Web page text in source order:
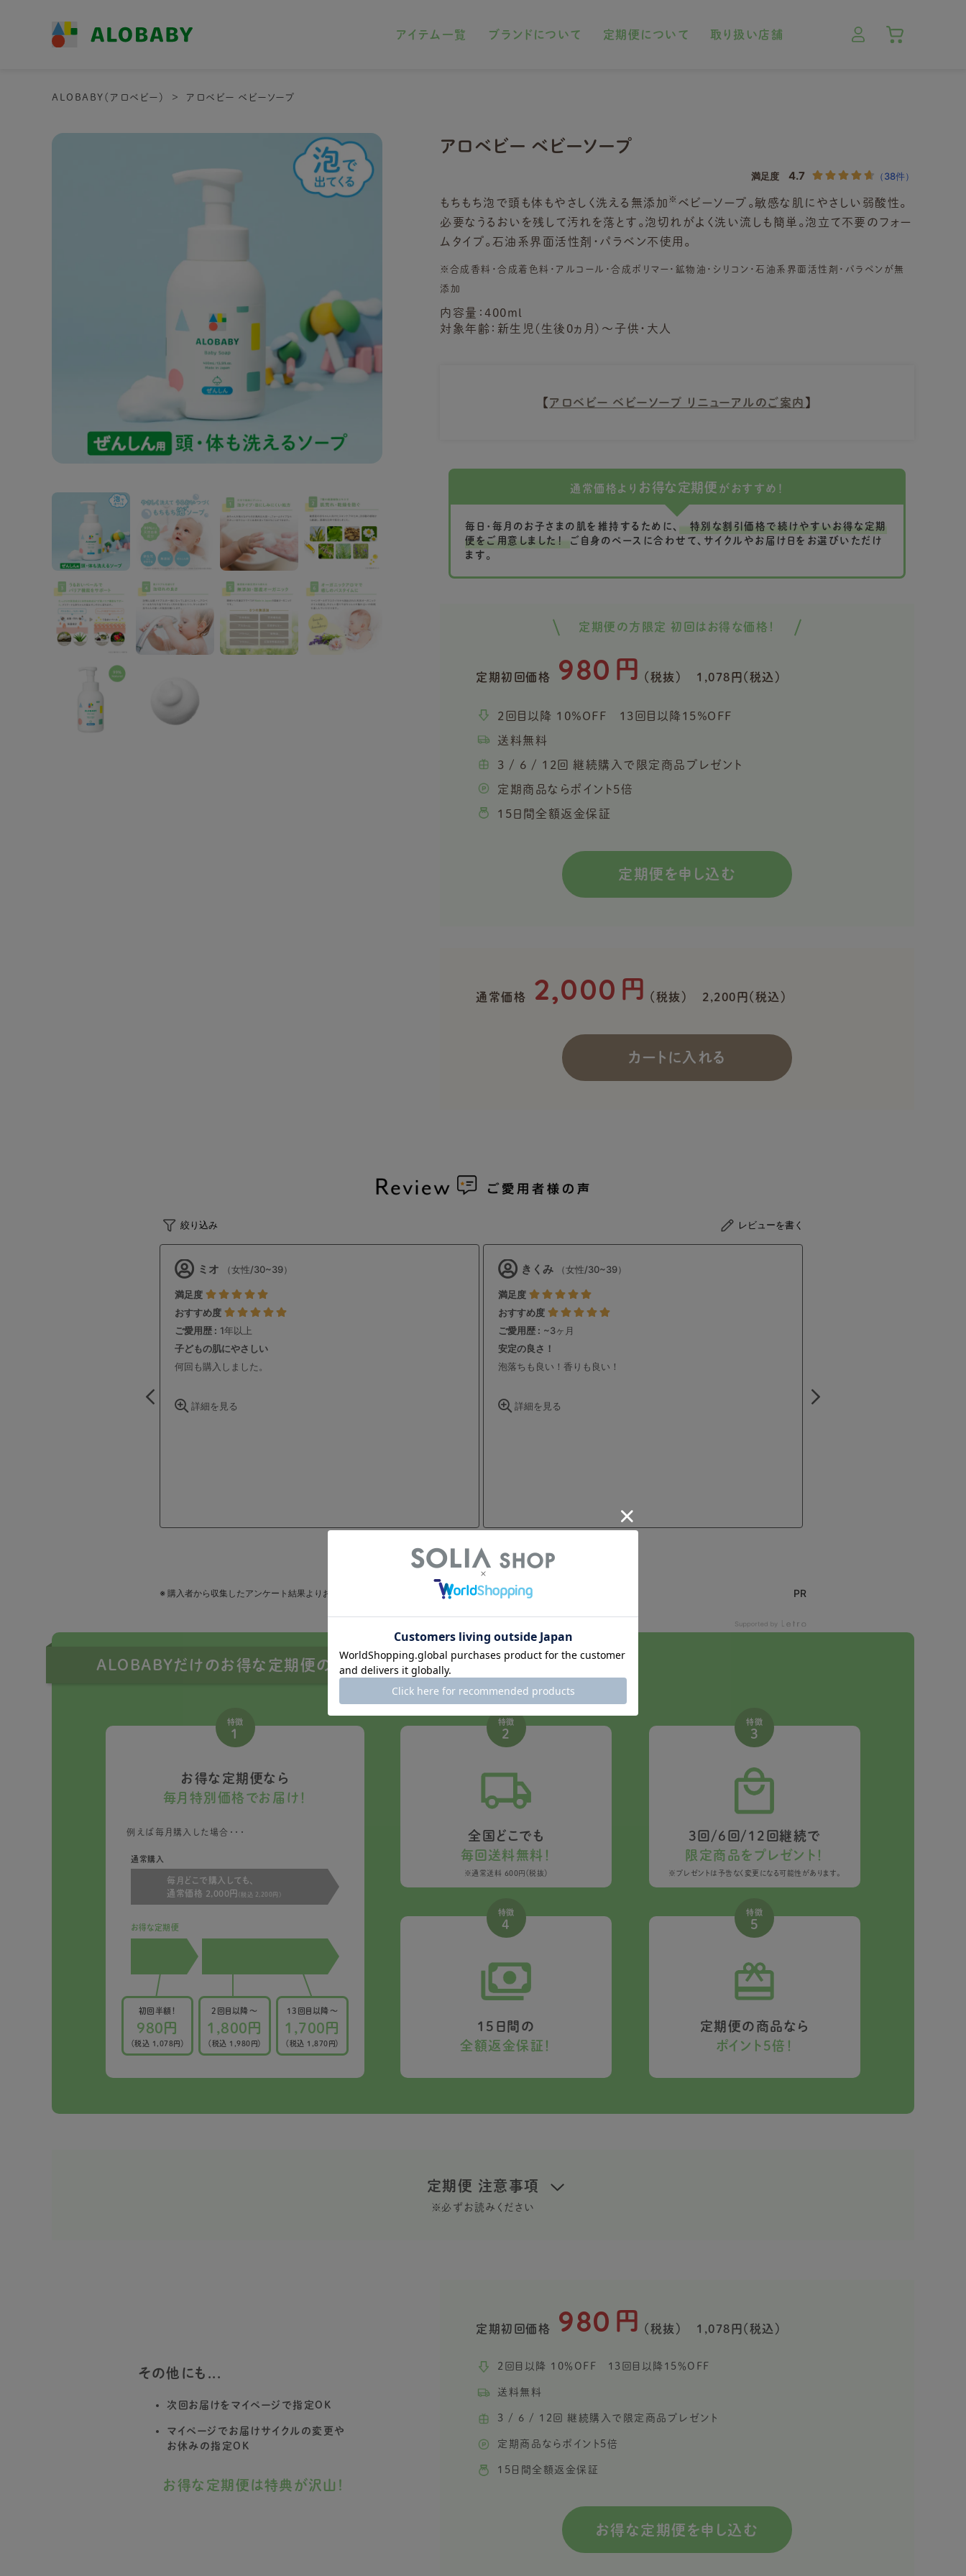
アイテム一覧 ブランドについて 定期便について 取り扱い店舗
ALOBABY（アロベビー） アロベビー ベビーソープ
アロベビー ベビーソープ
もちもち泡で頭も体もやさしく洗える無添加 ※ ベビーソープ。敏感な肌にやさしい弱酸性。
必要なうるおいを残して汚れを落とす。泡切れがよく洗い流しも簡単。泡立て不要のフォー
ムタイプ。石油系界面活性剤・パラベン不使用。
※合成香料・合成着色料・アルコール・合成ポリマー・鉱物油・シリコン・石油系界面活性剤・パラペンが無
添加
内容量：400ml
対象年齢：新生児(生後0ヵ月)～子供・大人
【アロベビー ベビーソープ リニューアルのご案内 】
通常価格より お得な定期便 がおすすめ！
毎日・毎月のお子さまの肌を維持するために、
特別な割引価格で続けやすいお得な定期
便をご用意しました！
ご自身のペースに合わせて、サイクルやお届け日をお選びいただけ
ます。
定期便の方限定 初回はお得な価格！
定期初回価格 980 円 （税抜） 1,078円（税込）
2回目以降 10％OFF 13回目以降15％OFF
送料無料
3 / 6 / 12回 継続購入で限定商品プレゼント
定期商品ならポイント5倍
15日間全額返金保証
定期便を申し込む
通常価格 2,000 円 （税抜） 2,200円（税込）
カートに入れる
ALOBABYだけのお得な定期便の特徴
特徴
1
お得な定期便なら
毎月特別価格でお届け！
例えば毎月購入した場合・・・
通常購入
毎月どこで購入しても、
通常価格 2,000円
(税込 2,200円)
お得な定期便
初回半額！
980円
（税込 1,078円）
2回目以降〜
1,800円
（税込 1,980円）
13回目以降〜
1,700円
（税込 1,870円）
特徴
2
全国どこでも
毎回送料無料！
※通常送料 600円（税抜）
特徴
3
3回/6回/12回継続で
限定商品をプレゼント！
※プレゼントは予告なく変更になる可能性があります。
特徴
4
15日間の
全額返金保証！
特徴
5
定期便の商品なら
ポイント5倍！
定期便 注意事項
※必ずお読みください
その他にも...
次回お届けをマイページで指定OK
マイページでお届けサイクルの変更や
お休みの指定OK
お得な定期便は特典が沢山！
定期初回価格 980 円 （税抜） 1,078円（税込）
2回目以降 10％OFF 13回目以降15％OFF
送料無料
3 / 6 / 12回 継続購入で限定商品プレゼント
定期商品ならポイント5倍
15日間全額返金保証
お得な定期便を申し込む